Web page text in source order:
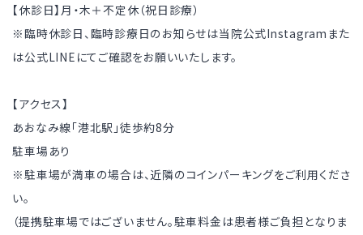
【休診日】月・木＋不定休（祝日診療）
※臨時休診日、臨時診療日のお知らせは当院公式Instagramまた
は公式LINEにてご確認をお願いいたします。
【アクセス】
あおなみ線「港北駅」徒歩約8分
駐車場あり
※駐車場が満車の場合は、近隣のコインパーキングをご利用くださ
い。
（提携駐車場ではございません。駐車料金は患者様ご負担となりま